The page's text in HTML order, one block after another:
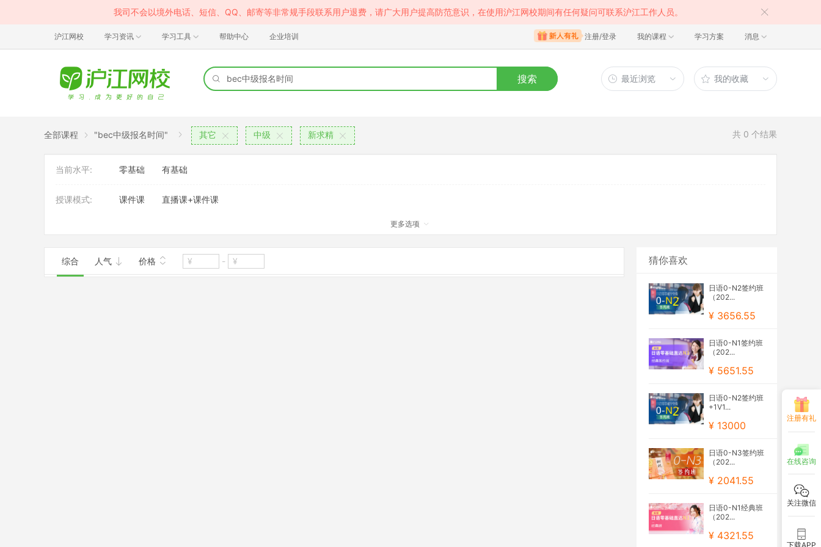
我司不会以境外电话、短信、QQ、邮寄等非常规手段联系用户退费，请广大用户提高防范意识，在使用沪江网校期间有任何疑问可联系沪江工作人员。
沪江网校 学习资讯 学习工具 帮助中心 企业培训 注册/登录 我的课程 学习方案 消息
搜索 最近浏览 我的收藏
全部课程 "bec中级报名时间" 其它 中级 新求精 共 0 个结果
当前水平: 零基础 有基础
授课模式: 课件课 直播课+课件课
更多选项
综合 人气 价格 - 猜你喜欢
日语0-N2签约班
（202...
¥ 3656.55
日语0-N1签约班
（202...
¥ 5651.55
日语0-N2签约班
+1V1...
¥ 13000
日语0-N3签约班
（202...
¥ 2041.55
日语0-N1经典班
（202...
¥ 4321.55
注册有礼
在线咨询
关注微信
下载APP